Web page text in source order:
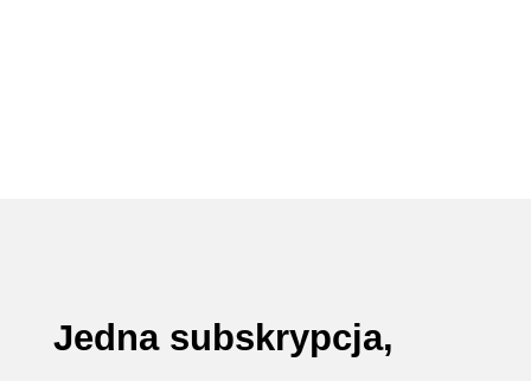
Jedna subskrypcja,